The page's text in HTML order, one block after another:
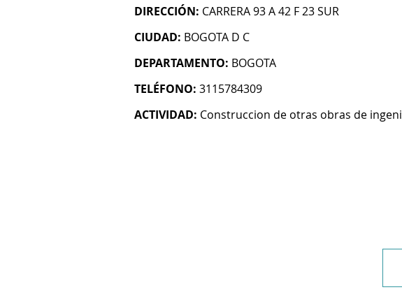
DIRECCIÓN: CARRERA 93 A 42 F 23 SUR
CIUDAD: BOGOTA D C
DEPARTAMENTO: BOGOTA
TELÉFONO: 3115784309
ACTIVIDAD: Construccion de otras obras de